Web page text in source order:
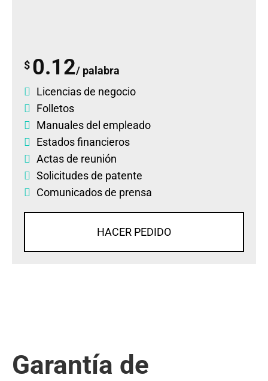
$ 0.12/ palabra
Licencias de negocio
Folletos
Manuales del empleado
Estados financieros
Actas de reunión
Solicitudes de patente
Comunicados de prensa
HACER PEDIDO
Garantía de